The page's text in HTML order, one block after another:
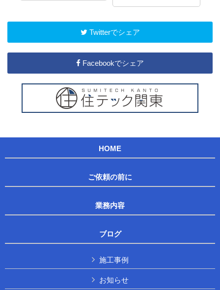
Twitterでシェア
Facebookでシェア
HOME
ご依頼の前に
業務内容
ブログ
施工事例
お知らせ